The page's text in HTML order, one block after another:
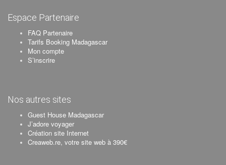
Espace Partenaire
FAQ Partenaire
Tarifs Booking Madagascar
Mon compte
S’inscrire
Nos autres sites
Guest House Madagascar
J’adore voyager
Création site Internet
Creaweb.re, votre site web à 390€